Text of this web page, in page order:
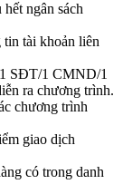
ngân sách
tin tài khoản liên
1 SĐT/1 CMND/1
ra chương trình.
chương trình
giao dịch
có trong danh